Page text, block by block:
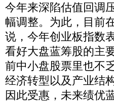
今年来深陷估值回调
幅调整。为此，目前
说，今年创业板指数
看好大盘蓝筹股的主
前中小盘股票里也不
经济转型以及产业结
因此受惠，未来绩优